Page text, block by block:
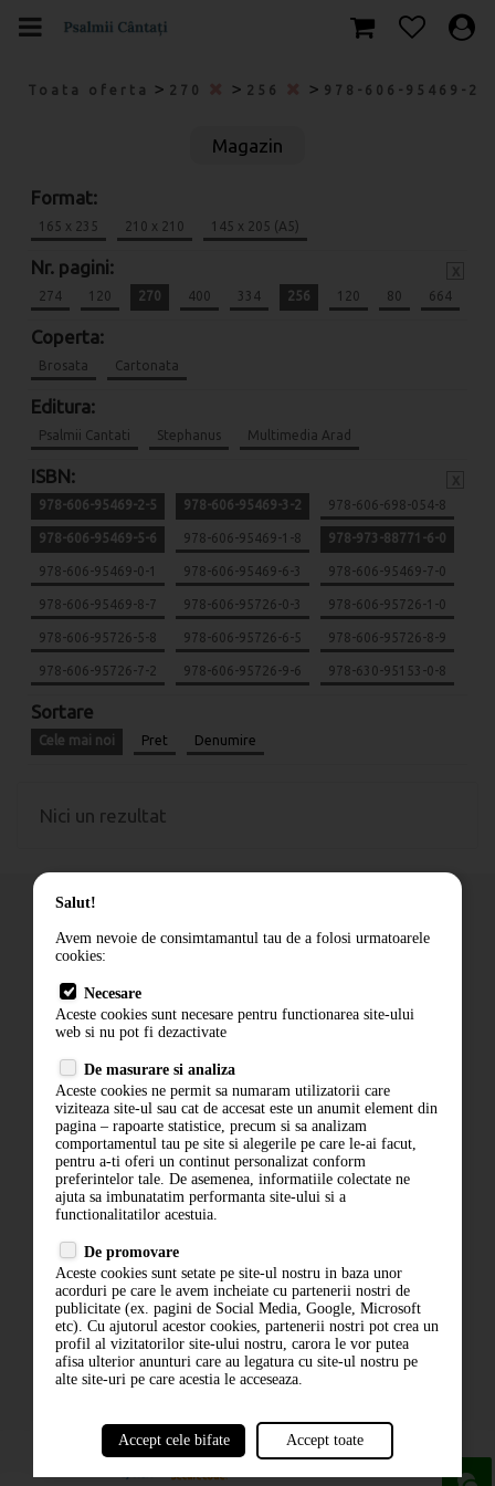
Toata oferta > 270 > 256 > 978-606-95469-
Magazin
Format:
165 x 235 210 x 210 145 x 205 (A5)
Nr. pagini:
274 120 270 400 334 256 120 80 664
Coperta:
Brosata Cartonata
Editura:
Psalmii Cantati Stephanus Multimedia Arad
ISBN:
978-606-95469-2-5 978-606-95469-3-2 978-606-698-054-8
978-606-95469-5-6 978-606-95469-1-8 978-973-88771-6-0
978-606-95469-0-1 978-606-95469-6-3 978-606-95469-7-0
978-606-95469-8-7 978-606-95726-0-3 978-606-95726-1-0
978-606-95726-5-8 978-606-95726-6-5 978-606-95726-8-9
978-606-95726-7-2 978-606-95726-9-6 978-630-95153-0-8
Sortare
Cele mai noi Pret Denumire
Nici un rezultat
Cum comand
Livrare
Contact
Politica de confidentialitate
ANPC
ABONARE LA NEWSLETTER
ABONARE
Salut!
Avem nevoie de consimtamantul tau de a folosi urmatoarele
cookies:
Necesare
Aceste cookies sunt necesare pentru functionarea site-ului
web si nu pot fi dezactivate
De masurare si analiza
Aceste cookies ne permit sa numaram utilizatorii care
viziteaza site-ul sau cat de accesat este un anumit element din
pagina – rapoarte statistice, precum si sa analizam
comportamentul tau pe site si alegerile pe care le-ai facut,
pentru a-ti oferi un continut personalizat conform
preferintelor tale. De asemenea, informatiile colectate ne
ajuta sa imbunatatim performanta site-ului si a
functionalitatilor acestuia.
De promovare
Aceste cookies sunt setate pe site-ul nostru in baza unor
acorduri pe care le avem incheiate cu partenerii nostri de
publicitate (ex. pagini de Social Media, Google, Microsoft
etc). Cu ajutorul acestor cookies, partenerii nostri pot crea un
profil al vizitatorilor site-ului nostru, carora le vor putea
afisa ulterior anunturi care au legatura cu site-ul nostru pe
alte site-uri pe care acestia le acceseaza.
Accept cele bifate Accept toate